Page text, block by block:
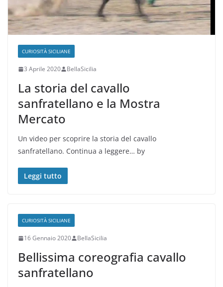
CURIOSITÀ SICILIANE
3 Aprile 2020 BellaSicilia
La storia del cavallo
sanfratellano e la Mostra
Mercato
Un video per scoprire la storia del cavallo
sanfratellano. Continua a leggere… by
Leggi tutto
CURIOSITÀ SICILIANE
16 Gennaio 2020 BellaSicilia
Bellissima coreografia cavallo
sanfratellano